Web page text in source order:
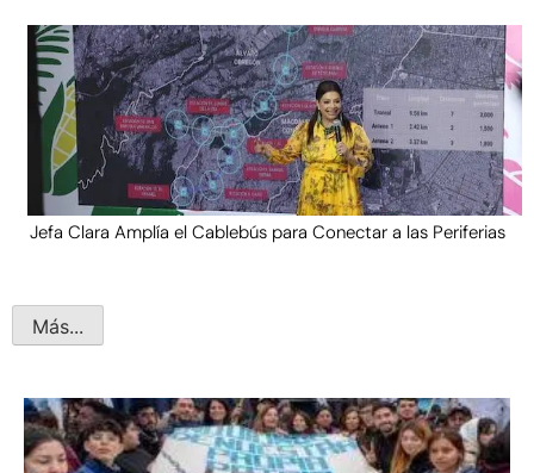
Jefa Clara Amplía el Cablebús para Conectar a las Periferias
Más...